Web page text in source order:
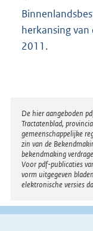
herkansing
2011.
Disclaimer
De hier aangeboden
Tractatenblad,
gemeenschappelijke
zin van de
bekendmaking
Voor pdf-publicaties
vorm uitgegeven
elektronische versies